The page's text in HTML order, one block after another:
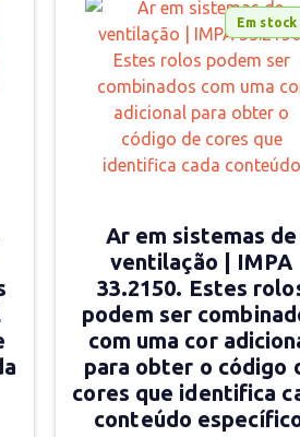
Em stock
Ar em sistemas de
ventilação | IMPA
33.2150. Estes
podem ser
com uma cor
para obter o código
cores que identifica
conteúdo